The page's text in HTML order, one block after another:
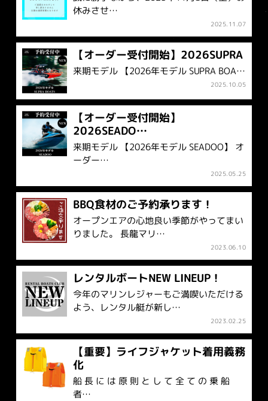
休みさせ…
2025.11.07
【オーダー受付開始】2026SUPRA
来期モデル 【2026年モデル SUPRA BOA…
2025.10.05
【オーダー受付開始】
2026SEADO…
来期モデル 【2026年モデル SEADOO】 オ
ーダー…
2025.05.25
BBQ食材のご予約承ります！
オープンエアの心地良い季節がやってまい
りました。 長龍マリ…
2023.06.10
レンタルボートNEW LINEUP！
今年のマリンレジャーもご満喫いただける
よう、レンタル艇が新し…
2023.02.25
【重要】ライフジャケット着用義務
化
船 長 に は 原 則 と し て 全 て の 乗 船
者…